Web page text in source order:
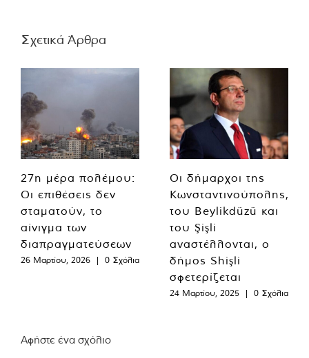
Σχετικά Άρθρα
27η μέρα πολέμου:
Οι επιθέσεις δεν
σταματούν, το
αίνιγμα των
διαπραγματεύσεων
26 Μαρτίου, 2026 | 0 Σχόλια
Οι δήμαρχοι της
Κωνσταντινούπολης,
του Beylikdüzü και
του Şişli
αναστέλλονται, ο
δήμος Shişli
σφετερίζεται
24 Μαρτίου, 2025 | 0 Σχόλια
Αφήστε ένα σχόλιο